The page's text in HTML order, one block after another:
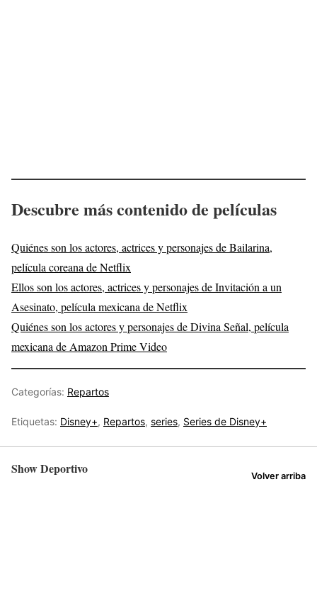
Descubre más contenido de películas
Quiénes son los actores, actrices y personajes de Bailarina,
película coreana de Netflix
Ellos son los actores, actrices y personajes de Invitación a un
Asesinato, película mexicana de Netflix
Quiénes son los actores y personajes de Divina Señal, película
mexicana de Amazon Prime Video
Categorías: Repartos
Etiquetas: Disney+, Repartos, series, Series de Disney+
Show Deportivo Volver arriba